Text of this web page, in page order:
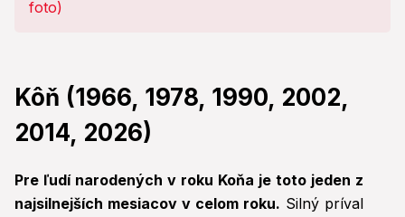
Kôň (1966, 1978, 1990, 2002,
2014, 2026)
Pre ľudí narodených v roku Koňa je toto jeden z
najsilnejších mesiacov v celom roku. Silný príval